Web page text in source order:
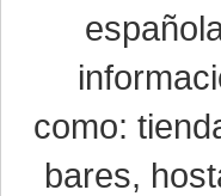
como:
bares,